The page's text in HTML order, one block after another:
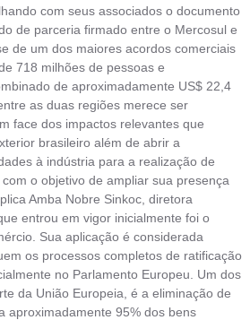
com seus associados o documento
de parceria firmado entre o Mercosul e
de um dos maiores acordos comerciais
718 milhões de pessoas e
de aproximadamente US$ 22,4
as duas regiões merece ser
face dos impactos relevantes que
brasileiro além de abrir a
à indústria para a realização de
o objetivo de ampliar sua presença
Amba Nobre Sinkoc, diretora
entrou em vigor inicialmente foi o
Sua aplicação é considerada
os processos completos de ratificação
no Parlamento Europeu. Um dos
da União Europeia, é a eliminação de
aproximadamente 95% dos bens